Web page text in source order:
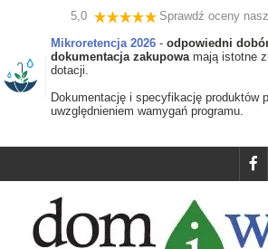
5,0
Sprawdź oceny
Mikroretencja 2026 - odpowiedni
dokumentacja zakupowamają istotne
dotacji.
Dokumentację i specyfikację produktów
uwzględnieniem wamygań programu.